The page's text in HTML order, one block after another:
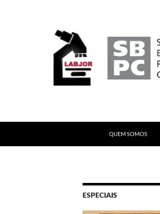
QUEM SOMOS
ESPECIAIS